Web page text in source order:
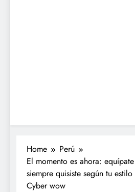
Home
Perú
El momento es ahora:
siempre quisiste según tu
Cyber wow